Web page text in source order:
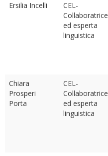
Ersilia Incelli
CEL-
Collaboratrice
ed esperta
linguistica
Chiara
Prosperi
Porta
CEL-
Collaboratrice
ed esperta
linguistica